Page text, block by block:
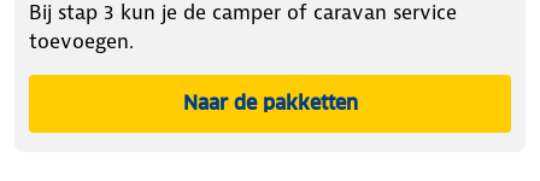
Bij stap 3 kun je de camper of caravan service
toevoegen.
Naar de pakketten